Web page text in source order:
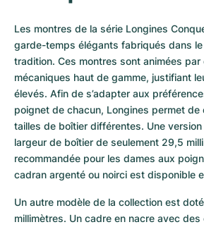
Les montres de la série Longines
garde-temps élégants fabriqués dans
tradition. Ces montres sont animées par
mécaniques haut de gamme, justifiant
élevés. Afin de s’adapter aux
poignet de chacun, Longines permet de
tailles de boîtier différentes. Une
largeur de boîtier de seulement 29,5
recommandée pour les dames aux
cadran argenté ou noirci est disponible
Un autre modèle de la collection est
millimètres. Un cadre en nacre avec